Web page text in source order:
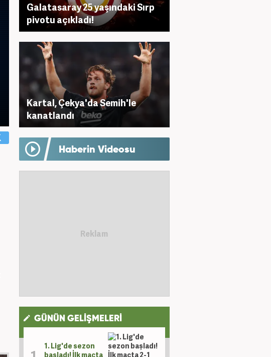
Galatasaray 25 yaşındaki Sırp
pivotu açıkladı!
Kartal, Çekya'da Semih'le
kanatlandı
Haberin Videosu
GÜNÜN GELİŞMELERİ
1. Lig'de sezon
başladı! İlk maçta